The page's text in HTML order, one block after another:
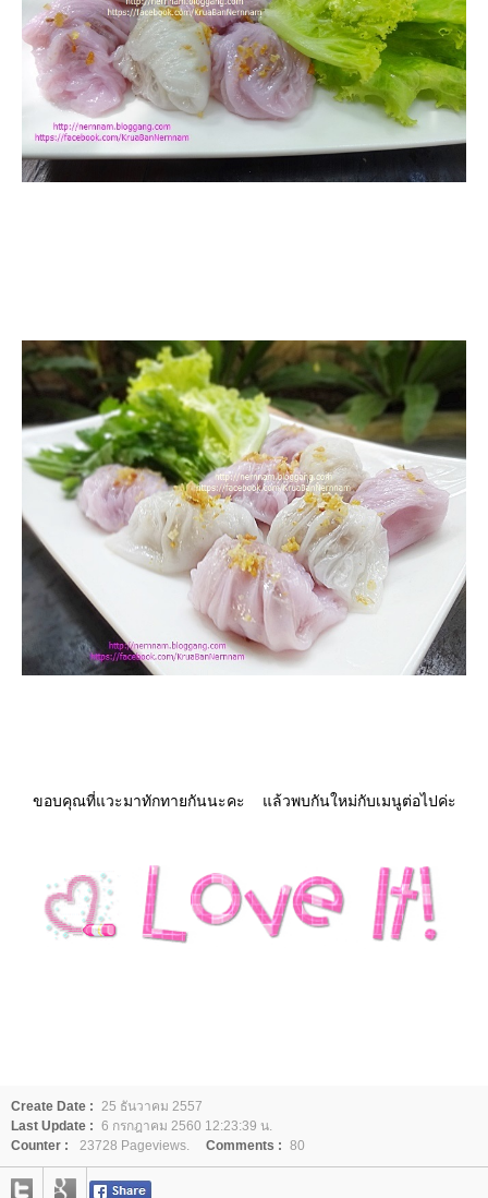
ขอบคุณที่แวะมาทักทายกันนะคะ แล้วพบกันใหม่กับเมนูต่อไปค่ะ
Create Date : 25 ธันวาคม 2557
Last Update : 6 กรกฎาคม 2560 12:23:39 น.
Counter :
23728 Pageviews. Comments : 80